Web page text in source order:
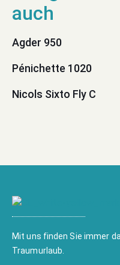
Agder 950
Pénichette 1020
Nicols Sixto Fly C
Mit uns finden Sie immer
Traumurlaub.